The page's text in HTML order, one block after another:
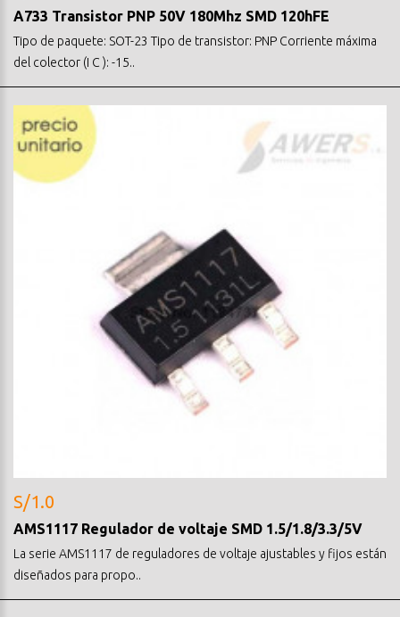
A733 Transistor PNP 50V 180Mhz SMD 120hFE
Tipo de paquete: SOT-23 Tipo de transistor: PNP Corriente máxima
del colector (I C ): -15..
S/1.0
AMS1117 Regulador de voltaje SMD 1.5/1.8/3.3/5V
La serie AMS1117 de reguladores de voltaje ajustables y fijos están
diseñados para propo..